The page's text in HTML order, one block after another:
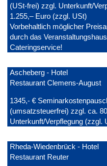
(USt-frei) zzgl. Unterkunft/
1.255,– Euro (zzgl. USt)
Vorbehaltlich möglicher
durch das
Cateringservice!
Ascheberg - Hotel
Restaurant Clemens-August
1345,- €
(umsatzsteuerfrei) zzgl. ca.
Unterkunft/Verpflegung (zzgl.
Rheda-Wiedenbrück - Hotel
Restaurant Reuter